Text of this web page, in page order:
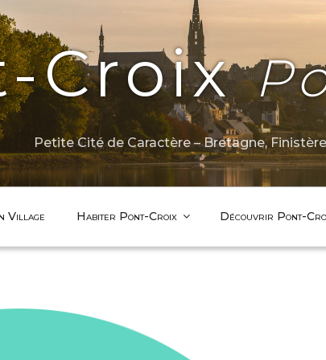
Croix
Petite Cité de Caractère – Bretagne, Finistère
Village Habiter Pont-Croix Découvrir Pont-